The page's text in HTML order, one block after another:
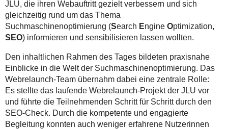
JLU, die ihren Webauftritt gezielt verbessern und sich
gleichzeitig rund um das Thema
Suchmaschinenoptimierung (Search Engine Optimization,
SEO) informieren und sensibilisieren lassen wollten.
Den inhaltlichen Rahmen des Tages bildeten praxisnahe
Einblicke in die Welt der Suchmaschinenoptimierung. Das
Webrelaunch-Team übernahm dabei eine zentrale Rolle:
Es stellte das laufende Webrelaunch-Projekt der JLU vor
und führte die Teilnehmenden Schritt für Schritt durch den
SEO-Check. Durch die kompetente und engagierte
Begleitung konnten auch weniger erfahrene Nutzerinnen